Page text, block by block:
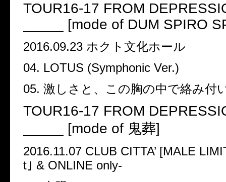
TOUR16-17 FROM
_____ [mode of DUM SPIRO
2016.09.23 ホクト文化ホール
04. LOTUS (Symphonic Ver.)
05. 激しさと、この胸の中で絡み付
TOUR16-17 FROM
_____ [mode of 鬼葬]
2016.11.07 CLUB CITTA’ [MALE
t ｣ & ONLINE only-